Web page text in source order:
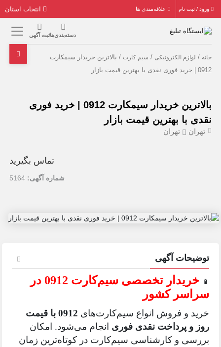
ورود / ثبت نام علاقه‌مندی ها
دسته‌بندی‌هاثبت آگهی
خانه / لوازم الکترونیکی / سیم کارت / بالاترین خریدار سیمکارت
0912 | خرید فوری نقدی با بهترین قیمت بازار
بالاترین خریدار سیمکارت 0912 | خرید فوری
نقدی با بهترین قیمت بازار
تهران تهران
تماس بگیرید
شماره آگهی: 5164
توضیحات آگهی
📱
خریدار تخصصی سیم‌کارت 0912 در
سراسر کشور
خرید و فروش انواع سیم‌کارت‌های
0912 با قیمت
روز و پرداخت نقدی فوری انجام می‌شود. امکان
بررسی و کارشناسی سیم‌کارت در کوتاه‌ترین زمان